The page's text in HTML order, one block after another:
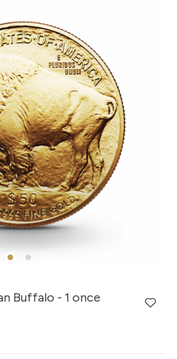
Buffalo - 1 once